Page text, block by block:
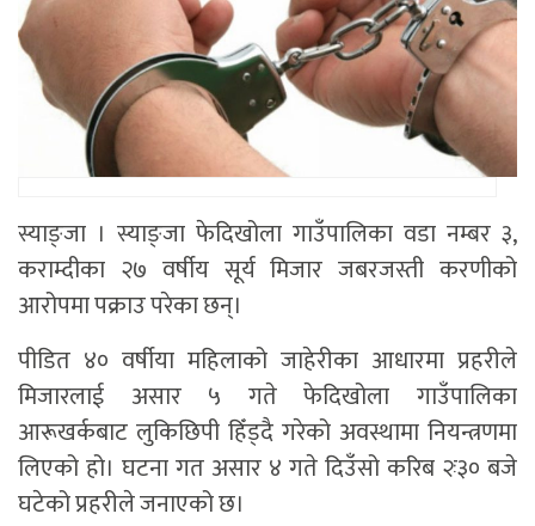
स्याङ्जा । स्याङ्जा फेदिखोला गाउँपालिका वडा नम्बर ३,
कराम्दीका २७ वर्षीय सूर्य मिजार जबरजस्ती करणीको
आरोपमा पक्राउ परेका छन्।
पीडित ४० वर्षीया महिलाको जाहेरीका आधारमा प्रहरीले
मिजारलाई असार ५ गते फेदिखोला गाउँपालिका
आरूखर्कबाट लुकिछिपी हिँड्दै गरेको अवस्थामा नियन्त्रणमा
लिएको हो। घटना गत असार ४ गते दिउँसो करिब २ः३० बजे
घटेको प्रहरीले जनाएको छ।